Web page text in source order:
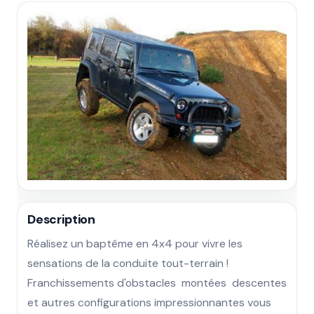
Description
Réalisez un baptême en 4x4 pour vivre les
sensations de la conduite tout-terrain !
Franchissements d'obstacles  montées  descentes
et autres configurations impressionnantes vous